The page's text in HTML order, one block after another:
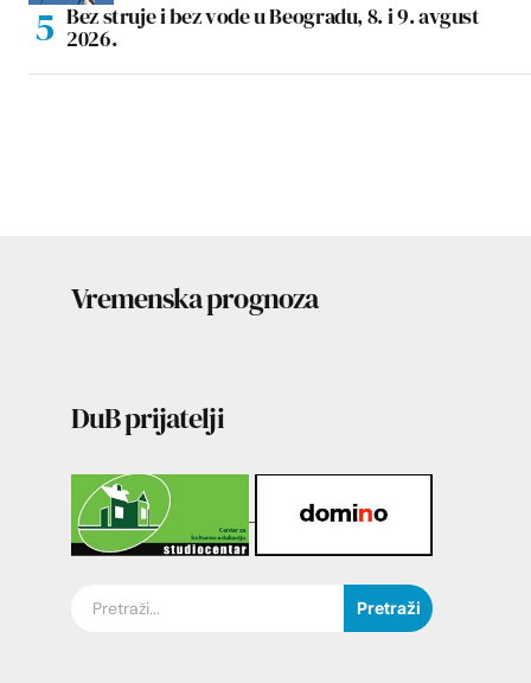
Bez struje i bez vode u Beogradu, 8. i 9. avgust
2026.
Vremenska prognoza
DuB prijatelji
Pretraži